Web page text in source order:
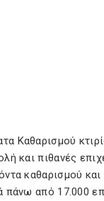
Καθαρισμού
και πιθανές
καθαρισμού
πάνω από 17.000